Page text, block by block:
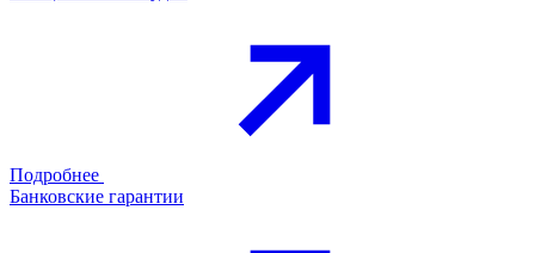
Подробнее
Банковские гарантии